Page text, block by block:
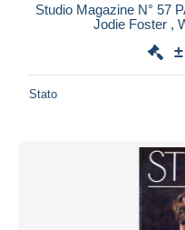
Studio Magazine N° 57
Jodie Foster ,
Stato